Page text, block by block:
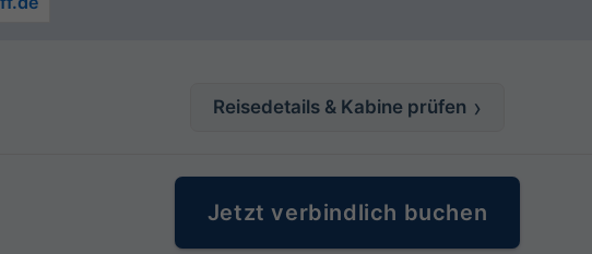
Reisedetails & Kabine prüfen
Jetzt verbindlich buchen